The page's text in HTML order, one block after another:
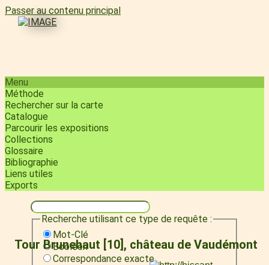
Passer au contenu principal
Menu
Méthode
Rechercher sur la carte
Catalogue
Parcourir les expositions
Collections
Glossaire
Bibliographie
Liens utiles
Exports
Recherche utilisant ce type de requête :
Mot-Clé
Booléen
Correspondance exacte
Tour Brunehaut [10], château de Vaudémont